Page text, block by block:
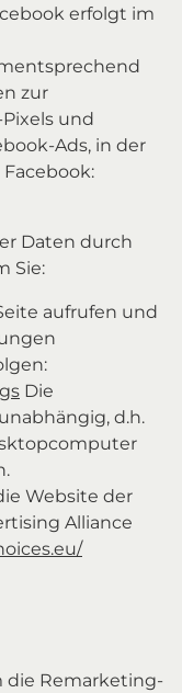
erfolgt im
zur
und
Ads, in der
Daten durch
Sie:
aufrufen und
Die
d.h.
Website der
Alliance
die Remarketing-